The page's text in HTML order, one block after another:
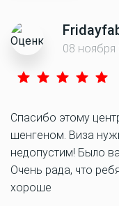
08 ноября
Спасибо этому
шенгеном. Виза
недопустим! Было
Очень рада, что
хороше